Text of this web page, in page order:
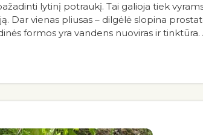
lytinį potraukį. Tai galioja tiek
Dar vienas pliusas – dilgėlė slopina
formos yra vandens nuoviras ir tinktūra.